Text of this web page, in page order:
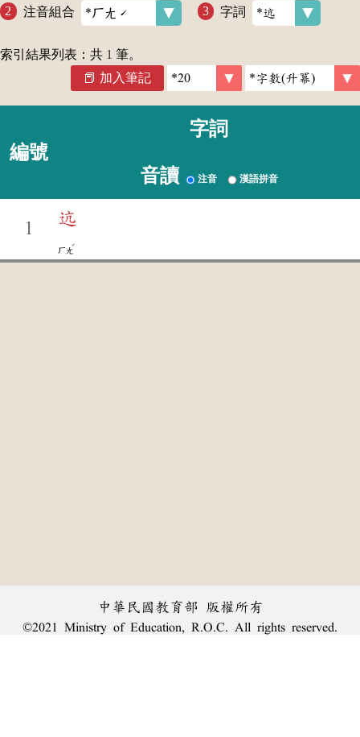
注音組合 字詞
索引結果列表：共 1 筆。
加入筆記
編號
字詞
音讀 注音 漢語拼音
1
迒
ㄏㄤ
ˊ
中華民國教育部 版權所有
©2021 Ministry of Education, R.O.C. All rights reserved.